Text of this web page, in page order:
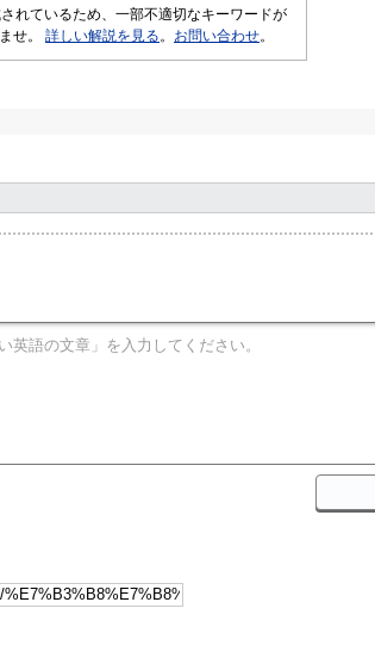
れているため、一部不適切なキーワードが
せ。 詳しい解説を見る 。 お問い合わせ。